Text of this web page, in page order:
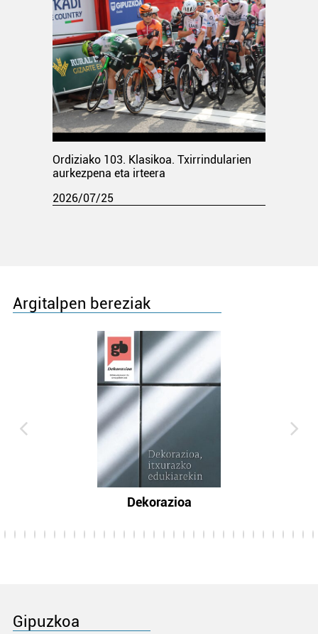
Ordiziako 103. Klasikoa. Txirrindularien
aurkezpena eta irteera
2026/07/25
Argitalpen bereziak
Dekorazioa
Gipuzkoa